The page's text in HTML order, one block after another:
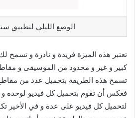
الوضع الليلي لتطبيق
تعتبر هذه الميزة فريدة و نادرة و تسمح
كبير و غير و محدود من الموسيقى و
تسمح هذه الطريقة بتحميل عدد من
فعكس أن تقوم بتحميل كل فيديو لوحده و
لتحميل كل فيديو على عدة و في الأخير